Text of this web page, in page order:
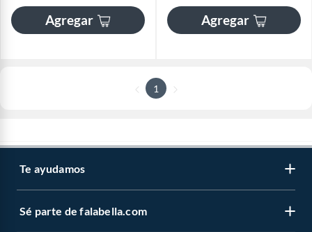
Agregar Agregar
1
Te ayudamos
Sé parte de falabella.com